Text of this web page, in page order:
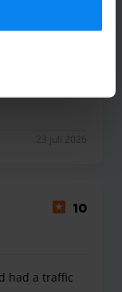
23 juli 2026
10
had a traffic